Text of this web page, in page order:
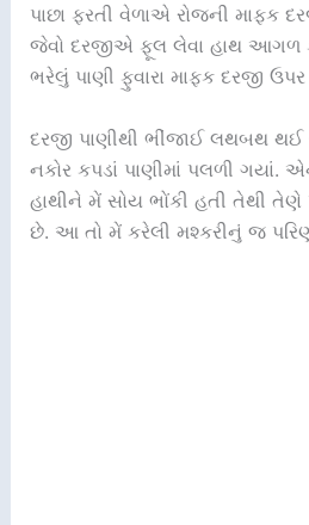
પાછા ફરતી વેળાએ રોજની માફક
જેવો દરજીએ ફૂલ લેવા હાથ આગળ
ભરેલું પાણી ફુવારા માફક દરજી
દરજી પાણીથી ભીંજાઈ લથબથ થઈ
નકોર કપડાં પાણીમાં પલળી
હાથીને મેં સોય ભોંકી હતી તેથી તેણે
છે. આ તો મેં કરેલી મશ્કરીનું જ